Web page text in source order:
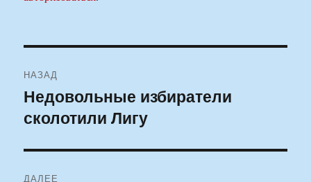
по
записям
НАЗАД
Предыдущая
запись:
Недовольные избиратели
сколотили Лигу
ДАЛЕЕ